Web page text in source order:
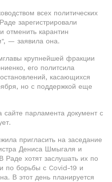
всех политических
зарегистрировали
отменить карантин
— заявила она.
крупнейшей фракции
его политсила
касающихся
но с поддержкой еще
парламента документ с
пригласить на заседание
Дениса Шмыгаля и
Раде хотят заслушать их по
по борьбы с Covid-19 и
В этот день планируется